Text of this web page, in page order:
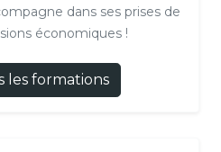
dans ses prises de
économiques !
les formations